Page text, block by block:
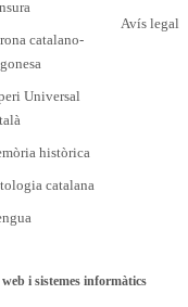
catalano-
Universal
històrica
catalana
Avís legal
i sistemes informàtics